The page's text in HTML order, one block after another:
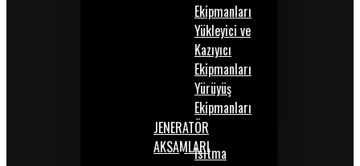
Ekipmanları
Yükleyici ve
Kazıyıcı
Ekipmanları
Yürüyüş
Ekipmanları
JENERATÖR
AKSAMLARIIsıtma